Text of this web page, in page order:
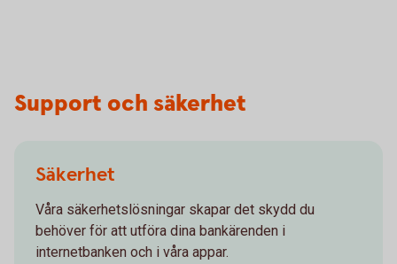
Support och säkerhet
Säkerhet
Våra säkerhetslösningar skapar det skydd du
behöver för att utföra dina bankärenden i
internetbanken och i våra appar.